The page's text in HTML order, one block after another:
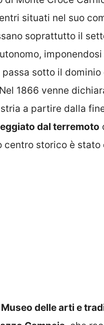
situati nel suo
soprattutto il
passa sotto il
1866 venne
a partire dalla
dal terremoto
centro storico è
Museo delle arti e